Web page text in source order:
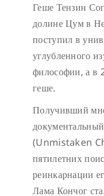
Геше Тензин
долине Цум в
поступил в
углубленного
философии, а в
геше.
Получивший
(Unmistaken
пятилетних
реинкарнации
Лама Кончог